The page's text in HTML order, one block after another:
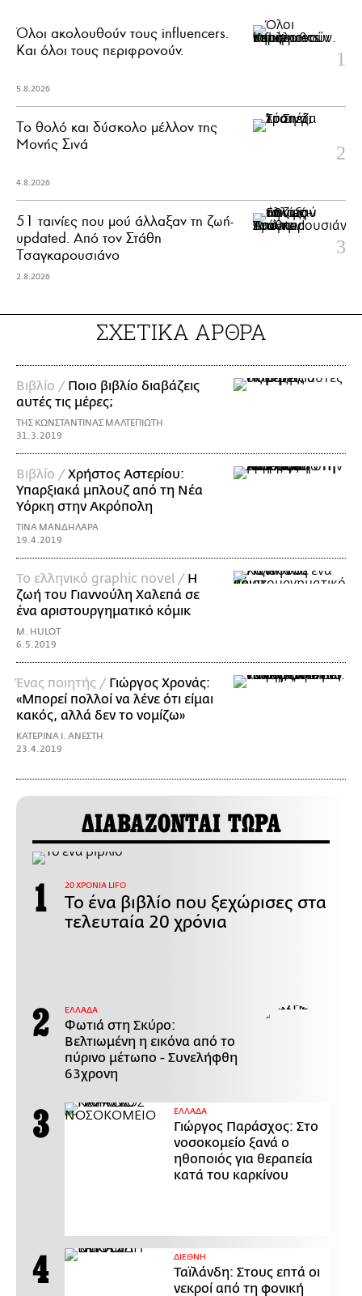
Όλοι ακολουθούν τους influencers.
Και όλοι τους περιφρονούν.
5.8.2026
Το θολό και δύσκολο μέλλον της
Μονής Σινά
4.8.2026
51 ταινίες που μού άλλαξαν τη ζωή-
updated. Aπό τον Στάθη
Τσαγκαρουσιάνο
2.8.2026
ΣΧΕΤΙΚΑ ΑΡΘΡΑ
Βιβλίο / Ποιο βιβλίο διαβάζεις
αυτές τις μέρες;
ΤΗΣ ΚΩΝΣΤΑΝΤΙΝΑΣ ΜΑΛΤΕΠΙΩΤΗ
31.3.2019
Βιβλίο /Χρήστος Αστερίου:
Υπαρξιακά μπλουζ από τη Νέα
Υόρκη στην Ακρόπολη
ΤΙΝΑ ΜΑΝΔΗΛΑΡΑ
19.4.2019
Το ελληνικό graphic novel / Η
ζωή του Γιαννούλη Χαλεπά σε
ένα αριστουργηματικό κόμικ
M. HULOT
6.5.2019
Ένας ποιητής / Γιώργος Χρονάς:
«Μπορεί πολλοί να λένε ότι είμαι
κακός, αλλά δεν το νομίζω»
ΚΑΤΕΡΙΝΑ Ι. ΑΝΕΣΤΗ
23.4.2019
ΔΙΑΒΑΖΟΝΤΑΙ ΤΩΡΑ
20 ΧΡΟΝΙΑ LIFO
Το ένα βιβλίο που ξεχώρισες στα
τελευταία 20 χρόνια
ΕΛΛΑΔΑ
Φωτιά στη Σκύρο:
Βελτιωμένη η εικόνα από το
πύρινο μέτωπο - Συνελήφθη
63χρονη
ΕΛΛΑΔΑ
Γιώργος Παράσχος: Στο
νοσοκομείο ξανά ο
ηθοποιός για θεραπεία
κατά του καρκίνου
ΔΙΕΘΝΗ
Ταϊλάνδη: Στους επτά οι
νεκροί από τη φονική